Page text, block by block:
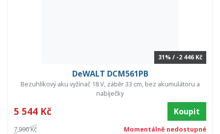
31% / -2 446 Kč
DeWALT DCM561PB
Bezuhlíkový aku vyžínač 18 V, záběr 33 cm, bez akumulátoru a
nabíječky
5 544 Kč Koupit
7 990 Kč Momentálně nedostupné